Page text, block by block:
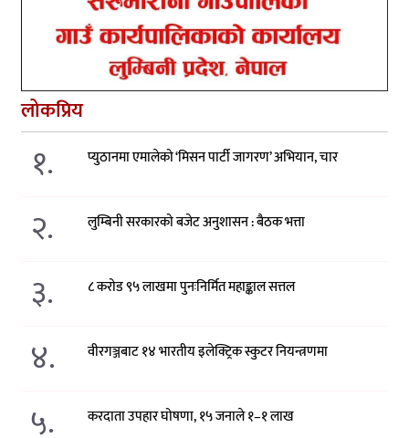
लोकप्रिय
१. प्युठानमा एमालेको ‘मिसन पार्टी जागरण’ अभियान, चार
२. लुम्बिनी सरकारको बजेट अनुशासन : बैठक भत्ता
३. ८ करोड ९५ लाखमा पुनःनिर्मित महाङ्काल सत्तल
४. वीरगञ्जबाट १४ भारतीय इलेक्ट्रिक स्कुटर नियन्त्रणमा
५. करदाता उपहार घोषणा, १५ जनाले १–१ लाख